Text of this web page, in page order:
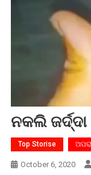
ନକଲି
Top Storise
October 6, 2020